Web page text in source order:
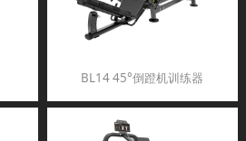
BL14 45°倒蹬机训练器